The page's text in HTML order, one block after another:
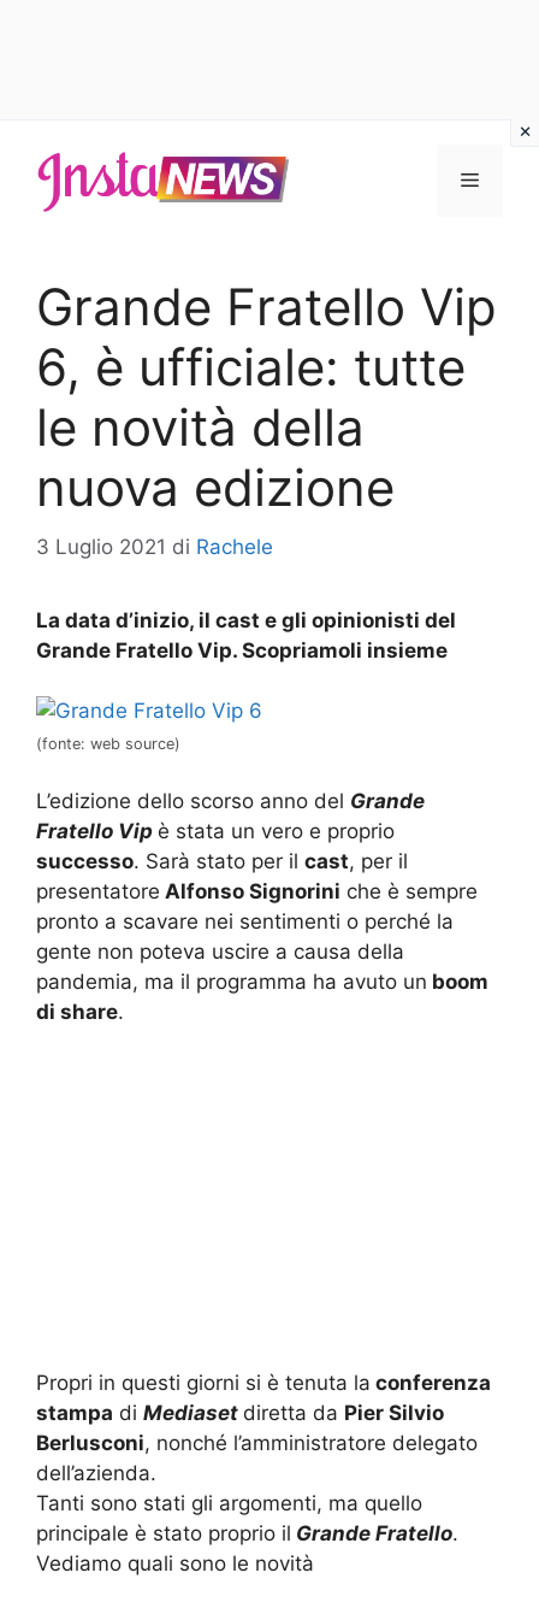
contenuto
Menu
Grande Fratello Vip
6, è ufficiale: tutte
le novità della
nuova edizione
3 Luglio 2021 di Rachele
La data d’inizio, il cast e gli opinionisti del
Grande Fratello Vip. Scopriamoli insieme
(fonte: web source)
L’edizione dello scorso anno del Grande
Fratello Vip è stata un vero e proprio
successo. Sarà stato per il cast, per il
presentatore Alfonso Signorini che è sempre
pronto a scavare nei sentimenti o perché la
gente non poteva uscire a causa della
pandemia, ma il programma ha avuto un boom
di share.
Propri in questi giorni si è tenuta la conferenza
stampa di Mediaset diretta da Pier Silvio
Berlusconi, nonché l’amministratore delegato
dell’azienda.
Tanti sono stati gli argomenti, ma quello
principale è stato proprio il Grande Fratello.
Vediamo quali sono le novità